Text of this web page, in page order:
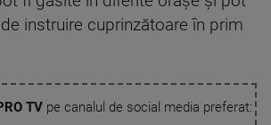
instruire cuprinzătoare în prim
TVpe canalul de social media preferat: